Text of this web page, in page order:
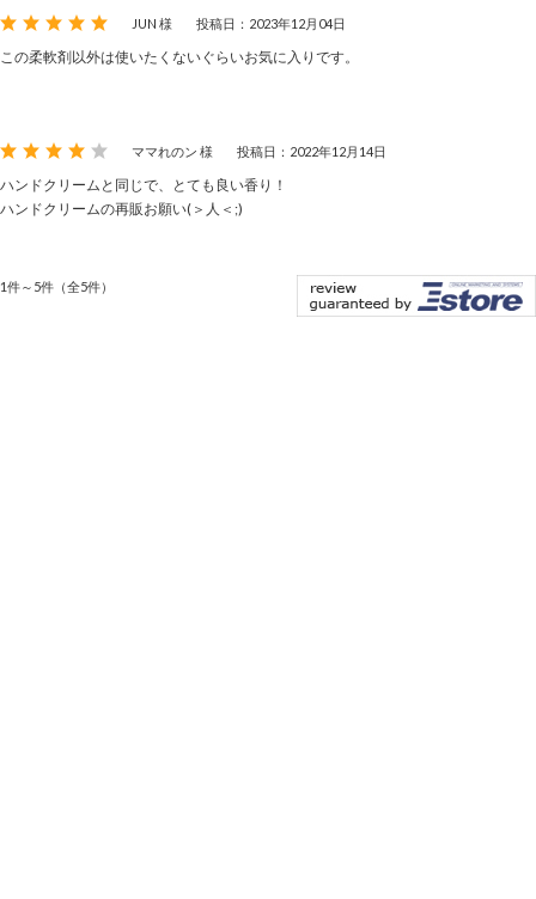
JUN 様 投稿日：2023年12月04日
この柔軟剤以外は使いたくないぐらいお気に入りです。
ママれのン 様 投稿日：2022年12月14日
ハンドクリームと同じで、とても良い香り！
ハンドクリームの再販お願い(＞人＜;)
1件～5件（全5件）